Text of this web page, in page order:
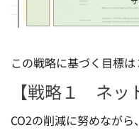
この戦略に基づく目標は
【戦略１ ネッ
CO2の削減に努めなが